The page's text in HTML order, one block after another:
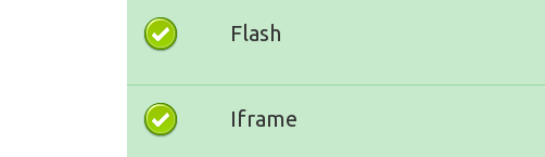
Flash
Iframe